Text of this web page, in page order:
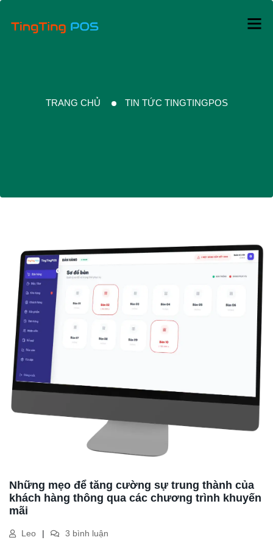
TRANG CHỦ TIN TỨC TINGTINGPOS
Những mẹo để tăng cường sự trung thành của
khách hàng thông qua các chương trình khuyến
mãi
Leo 3 bình luận